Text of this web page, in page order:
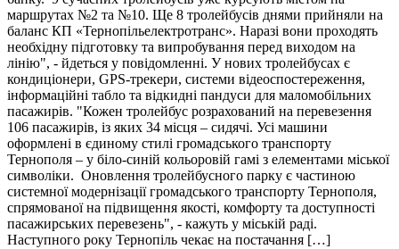
маршрутах №2 та №10. Ще 8 тролейбусів днями прийняли на
баланс КП «Тернопільелектротранс». Наразі вони проходять
необхідну підготовку та випробування перед виходом на
лінію", - йдеться у повідомленні. У нових тролейбусах є
кондиціонери, GPS-трекери, системи відеоспостереження,
інформаційні табло та відкидні пандуси для маломобільних
пасажирів. "Кожен тролейбус розрахований на перевезення
106 пасажирів, із яких 34 місця – сидячі. Усі машини
оформлені в єдиному стилі громадського транспорту
Тернополя – у біло-синій кольоровій гамі з елементами міської
символіки. Оновлення тролейбусного парку є частиною
системної модернізації громадського транспорту Тернополя,
спрямованої на підвищення якості, комфорту та доступності
пасажирських перевезень", - кажуть у міській раді.
Наступного року Тернопіль чекає на постачання […]